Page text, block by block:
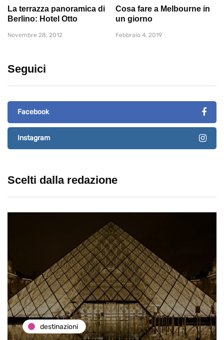
La terrazza panoramica di
Berlino: Hotel Otto
Novembre 28, 2012
Cosa fare a Melbourne in
un giorno
Febbraio 4, 2019
Seguici
Facebook
Instagram
Scelti dalla redazione
destinazioni